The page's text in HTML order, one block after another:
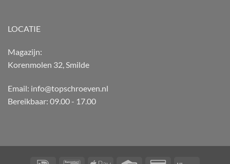
LOCATIE
Magazijn:
Korenmolen 32, Smilde
Email: info@topschroeven.nl
Bereikbaar: 09.00 - 17.00